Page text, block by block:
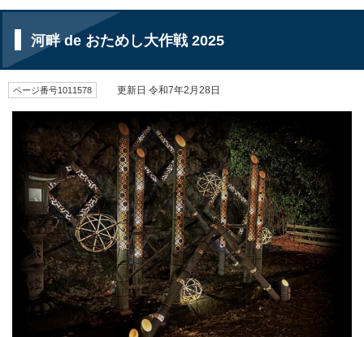
河畔 de おためし大作戦 2025
ページ番号1011578 更新日 令和7年2月28日